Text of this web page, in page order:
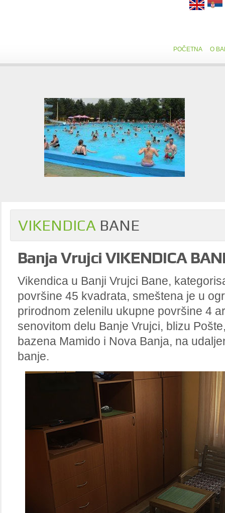
POČETNA O
VIKENDICA BANE
Banja Vrujci VIKENDICA
Vikendica u Banji Vrujci Bane,
površine 45 kvadrata, smeštena je u
prirodnom zelenilu ukupne površine 4
senovitom delu Banje Vrujci, blizu
bazena Mamido i Nova Banja, na
banje.